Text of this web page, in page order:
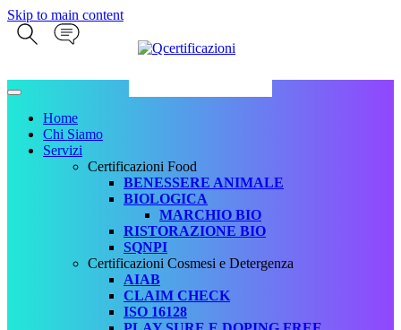
Skip to main content
Home
Chi Siamo
Servizi
Certificazioni Food
BENESSERE ANIMALE
BIOLOGICA
MARCHIO BIO
RISTORAZIONE BIO
SQNPI
Certificazioni Cosmesi e Detergenza
AIAB
CLAIM CHECK
ISO 16128